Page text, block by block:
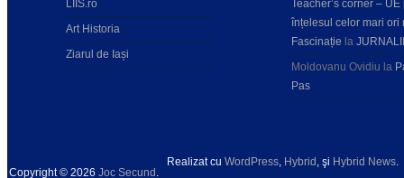
LIIS.ro
Art Historia
Ziarul de Iași
Teacher’s corner – UE
înțelesul celor mari ori
Fascinație la
Moldovanu Ovidiu la
Pas
Copyright © 2026 Joc Secund .
Realizat cu WordPress, Hybrid , şi Hybrid News.